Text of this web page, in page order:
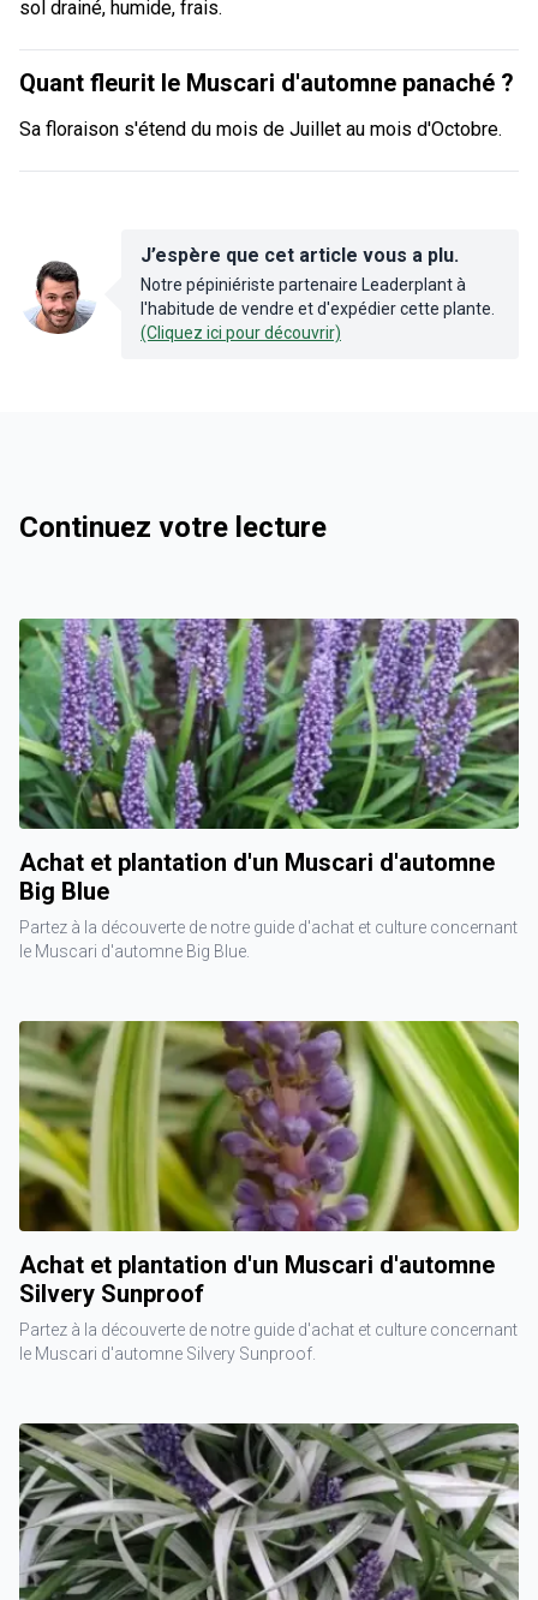
sol drainé, humide, frais.
Quant fleurit le Muscari d'automne panaché ?
Sa floraison s'étend du mois de Juillet au mois d'Octobre.
J’espère que cet article vous a plu.
Notre pépiniériste partenaire Leaderplant à
l'habitude de vendre et d'expédier cette plante.
(Cliquez ici pour découvrir)
Continuez votre lecture
Achat et plantation d'un Muscari d'automne
Big Blue
Partez à la découverte de notre guide d'achat et culture concernant
le Muscari d'automne Big Blue.
Achat et plantation d'un Muscari d'automne
Silvery Sunproof
Partez à la découverte de notre guide d'achat et culture concernant
le Muscari d'automne Silvery Sunproof.